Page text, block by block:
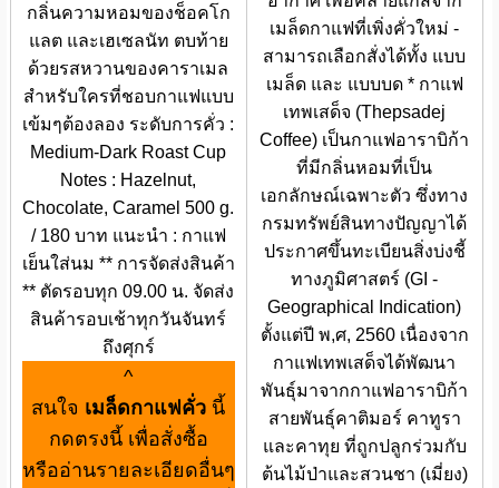
กลิ่นความหอมของช็อคโก
แลต และเฮเซลนัท ตบท้าย
ด้วยรสหวานของคาราเมล
สำหรับใครที่ชอบกาแฟแบบ
เข้มๆต้องลอง ระดับการคั่ว :
Medium-Dark Roast Cup
Notes : Hazelnut,
Chocolate, Caramel 500 g.
/ 180 บาท แนะนำ : กาแฟ
เย็นใส่นม ** การจัดส่งสินค้า
** ตัดรอบทุก 09.00 น. จัดส่ง
สินค้ารอบเช้าทุกวันจันทร์
ถึงศุกร์
^
สนใจ เมล็ดกาแฟคั่ว นี้
กดตรงนี้ เพื่อสั่งซื้อ
หรืออ่านรายละเอียดอื่นๆ
เมล็ดกาแฟที่เพิ่งคั่วใหม่ -
สามารถเลือกสั่งได้ทั้ง แบบ
เมล็ด และ แบบบด * กาแฟ
เทพเสด็จ (Thepsadej
Coffee) เป็นกาแฟอาราบิก้า
ที่มีกลิ่นหอมที่เป็น
เอกลักษณ์เฉพาะตัว ซึ่งทาง
กรมทรัพย์สินทางปัญญาได้
ประกาศขึ้นทะเบียนสิ่งบ่งชี้
ทางภูมิศาสตร์ (GI -
Geographical Indication)
ตั้งแต่ปี พ,ศ, 2560 เนื่องจาก
กาแฟเทพเสด็จได้พัฒนา
พันธุ์มาจากกาแฟอาราบิก้า
สายพันธุ์คาติมอร์ คาทูรา
และคาทุย ที่ถูกปลูกร่วมกับ
ต้นไม้ป่าและสวนชา (เมี่ยง)